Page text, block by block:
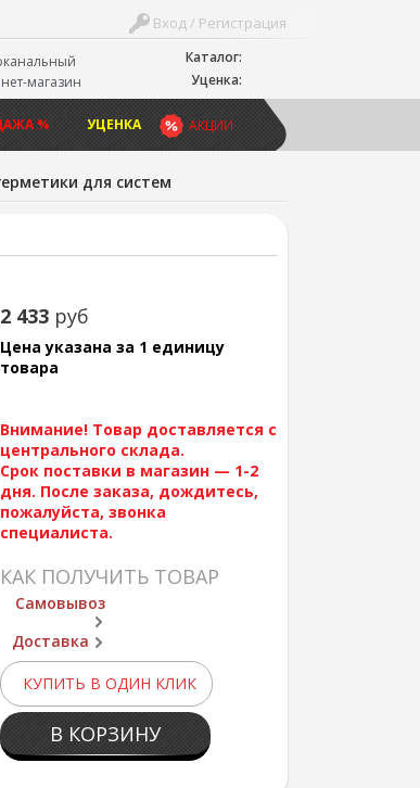
Каталог:
Уценка:
Вход / Регистрация
магазин
АКЦИИ
% УЦЕНКА
для систем
2 433 руб
Цена указана за 1 единицу
товара
Внимание! Товар доставляется с
центрального склада.
Срок поставки в магазин — 1-2
дня. После заказа, дождитесь,
пожалуйста, звонка
специалиста.
КАК ПОЛУЧИТЬ ТОВАР
Самовывоз
Доставка
КУПИТЬ В ОДИН КЛИК
В КОРЗИНУ